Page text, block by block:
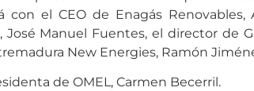
el CEO de Enagás
Manuel Fuentes, el director de
New Energies, Ramón
de OMEL, Carmen Becerril.